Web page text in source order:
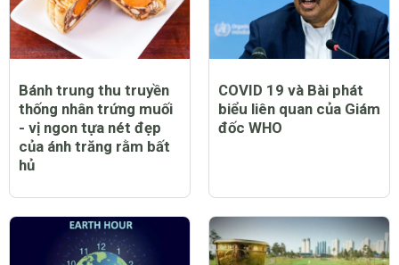
Bánh trung thu truyền
thống nhân trứng muối
- vị ngon tựa nét đẹp
của ánh trăng rằm bất
hủ
COVID 19 và Bài phát
biểu liên quan của Giám
đốc WHO